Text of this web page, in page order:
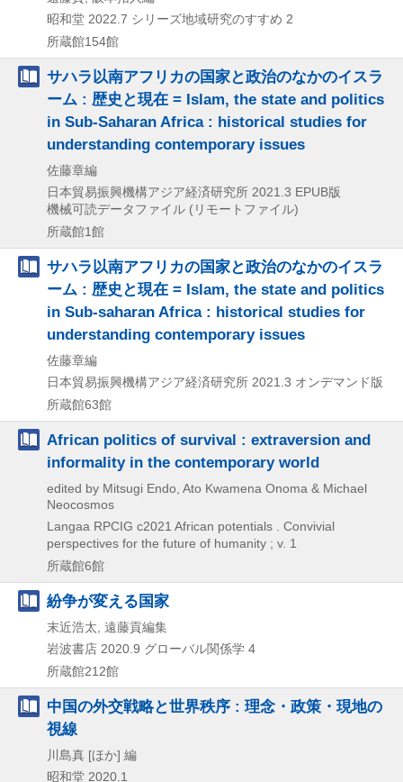
昭和堂 2022.7 シリーズ地域研究のすすめ 2
所蔵館154館
サハラ以南アフリカの国家と政治のなかのイスラ
ーム : 歴史と現在 = Islam, the state and politics
in Sub-Saharan Africa : historical studies for
understanding contemporary issues
佐藤章編
日本貿易振興機構アジア経済研究所 2021.3 EPUB版
機械可読データファイル (リモートファイル)
所蔵館1館
サハラ以南アフリカの国家と政治のなかのイスラ
ーム : 歴史と現在 = Islam, the state and politics
in Sub-saharan Africa : historical studies for
understanding contemporary issues
佐藤章編
日本貿易振興機構アジア経済研究所 2021.3 オンデマンド版
所蔵館63館
African politics of survival : extraversion and
informality in the contemporary world
edited by Mitsugi Endo, Ato Kwamena Onoma & Michael
Neocosmos
Langaa RPCIG c2021 African potentials . Convivial
perspectives for the future of humanity ; v. 1
所蔵館6館
紛争が変える国家
末近浩太, 遠藤貢編集
岩波書店 2020.9 グローバル関係学 4
所蔵館212館
中国の外交戦略と世界秩序 : 理念・政策・現地の
視線
川島真 [ほか] 編
昭和堂 2020.1